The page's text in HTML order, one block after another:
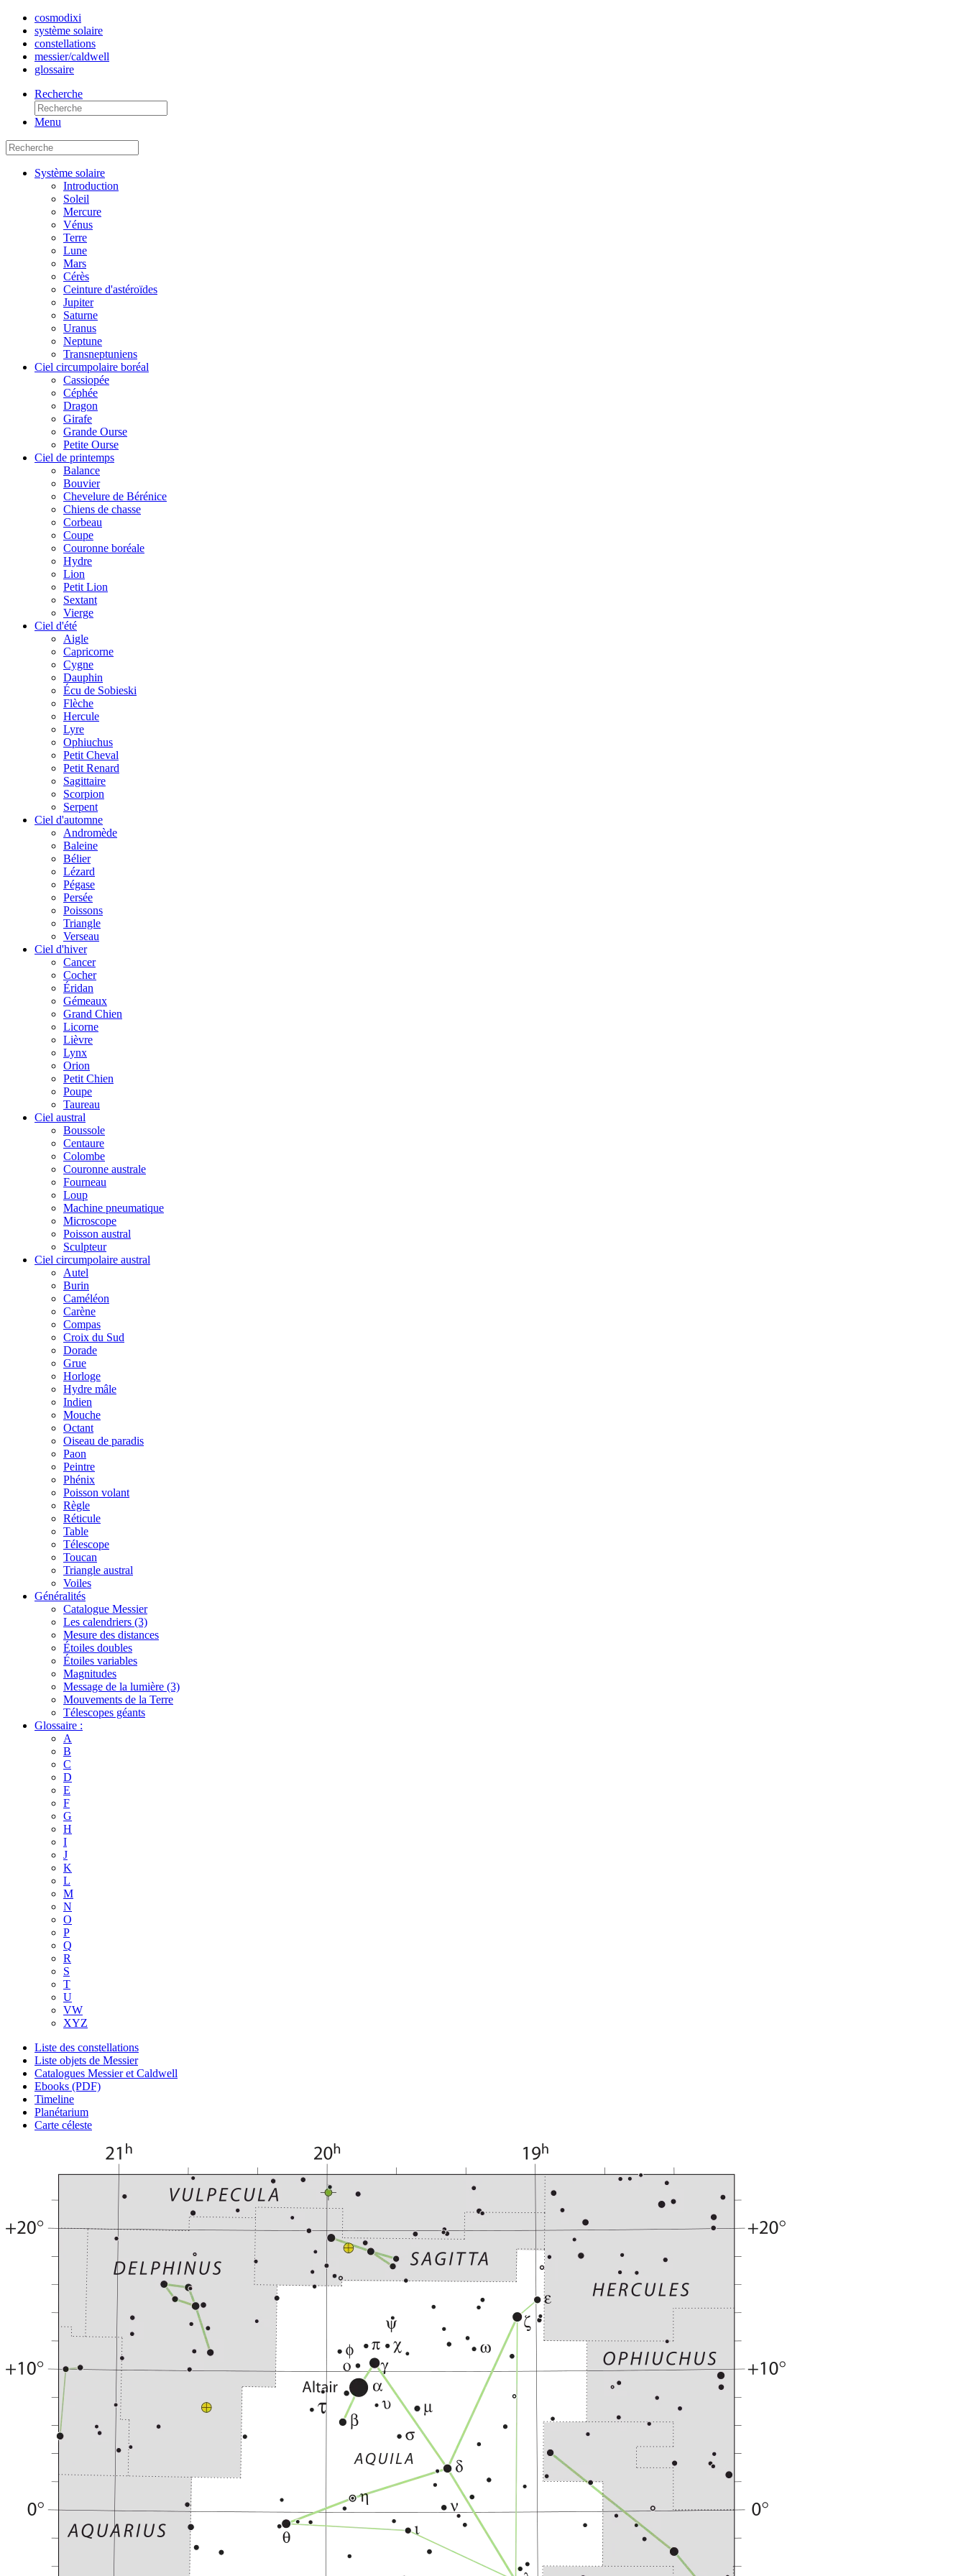
cosmodixi
système solaire
constellations
messier/caldwell
glossaire
Recherche
Menu
Système solaire
Introduction
Soleil
Mercure
Vénus
Terre
Lune
Mars
Cérès
Ceinture d'astéroïdes
Jupiter
Saturne
Uranus
Neptune
Transneptuniens
Ciel circumpolaire boréal
Cassiopée
Céphée
Dragon
Girafe
Grande Ourse
Petite Ourse
Ciel de printemps
Balance
Bouvier
Chevelure de Bérénice
Chiens de chasse
Corbeau
Coupe
Couronne boréale
Hydre
Lion
Petit Lion
Sextant
Vierge
Ciel d'été
Aigle
Capricorne
Cygne
Dauphin
Écu de Sobieski
Flèche
Hercule
Lyre
Ophiuchus
Petit Cheval
Petit Renard
Sagittaire
Scorpion
Serpent
Ciel d'automne
Andromède
Baleine
Bélier
Lézard
Pégase
Persée
Poissons
Triangle
Verseau
Ciel d'hiver
Cancer
Cocher
Éridan
Gémeaux
Grand Chien
Licorne
Lièvre
Lynx
Orion
Petit Chien
Poupe
Taureau
Ciel austral
Boussole
Centaure
Colombe
Couronne australe
Fourneau
Loup
Machine pneumatique
Microscope
Poisson austral
Sculpteur
Ciel circumpolaire austral
Autel
Burin
Caméléon
Carène
Compas
Croix du Sud
Dorade
Grue
Horloge
Hydre mâle
Indien
Mouche
Octant
Oiseau de paradis
Paon
Peintre
Phénix
Poisson volant
Règle
Réticule
Table
Télescope
Toucan
Triangle austral
Voiles
Généralités
Catalogue Messier
Les calendriers (3)
Mesure des distances
Étoiles doubles
Étoiles variables
Magnitudes
Message de la lumière (3)
Mouvements de la Terre
Télescopes géants
Glossaire :
A
B
C
D
E
F
G
H
I
J
K
L
M
N
O
P
Q
R
S
T
U
VW
XYZ
Liste des constellations
Liste objets de Messier
Catalogues Messier et Caldwell
Ebooks (PDF)
Timeline
Planétarium
Carte céleste